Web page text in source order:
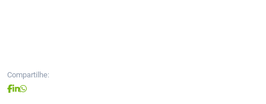
Compartilhe: